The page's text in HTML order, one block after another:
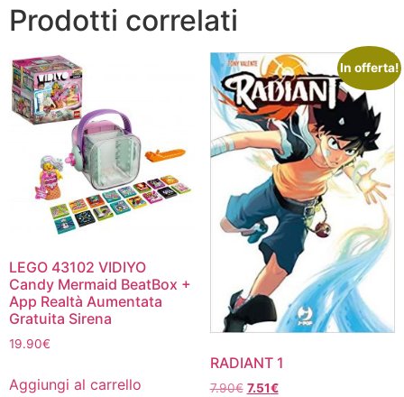
Prodotti correlati
LEGO 43102 VIDIYO
Candy Mermaid BeatBox +
App Realtà Aumentata
Gratuita Sirena
19.90€
Aggiungi al carrello
In offerta!
RADIANT 1
7.90€ Il
7.51€Il